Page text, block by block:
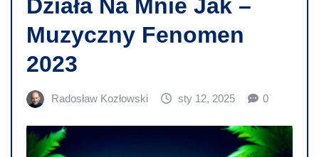
Działa Na Mnie Jak –
Muzyczny Fenomen
2023
Radosław Kozłowski sty 12, 2025 0